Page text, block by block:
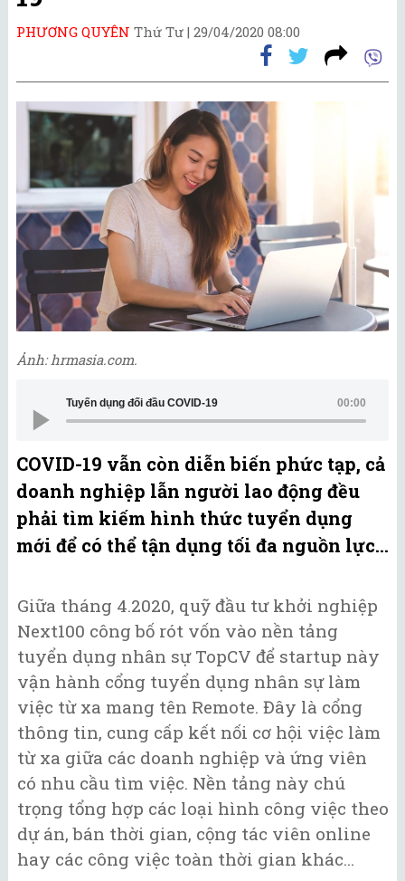
PHƯƠNG QUYÊN Thứ Tư | 29/04/2020 08:00
Ảnh: hrmasia.com.
00:00
Tuyển dụng đối đầu COVID-19
COVID-19 vẫn còn diễn biến phức tạp, cả
doanh nghiệp lẫn người lao động đều
phải tìm kiếm hình thức tuyển dụng
mới để có thể tận dụng tối đa nguồn lực...
Giữa tháng 4.2020, quỹ đầu tư khởi nghiệp
Next100 công bố rót vốn vào nền tảng
tuyển dụng nhân sự TopCV để startup này
vận hành cổng tuyển dụng nhân sự làm
việc từ xa mang tên Remote. Đây là cổng
thông tin, cung cấp kết nối cơ hội việc làm
từ xa giữa các doanh nghiệp và ứng viên
có nhu cầu tìm việc. Nền tảng này chú
trọng tổng hợp các loại hình công việc theo
dự án, bán thời gian, cộng tác viên online
hay các công việc toàn thời gian khác...